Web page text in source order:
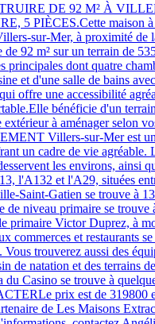
DE 92 M² À
5 PIÈCES.Cette maison à
sur-Mer, à proximité de
de 92 m² sur un terrain de
principales dont quatre
et d'une salle de bains
offre une accessibilité
bénéficie d'un
extérieur à aménager selon
Villers-sur-Mer est
un cadre de vie agréable.
les environs, ainsi
l'A132 et l'A29, situées
Saint-Gatien se trouve à
de niveau primaire se trouve
primaire Victor Duprez, à
commerces et restaurants se
trouverez aussi des
de natation et des terrains
Casino se trouve à
prix est de 319800
de Les Maisons